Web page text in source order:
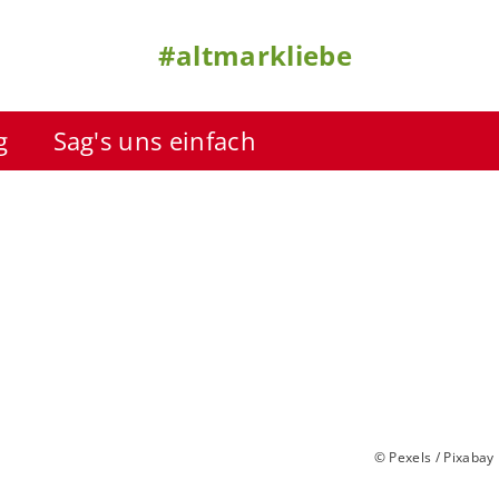
#altmarkliebe
Sag's uns einfach
© Pexels / Pixabay